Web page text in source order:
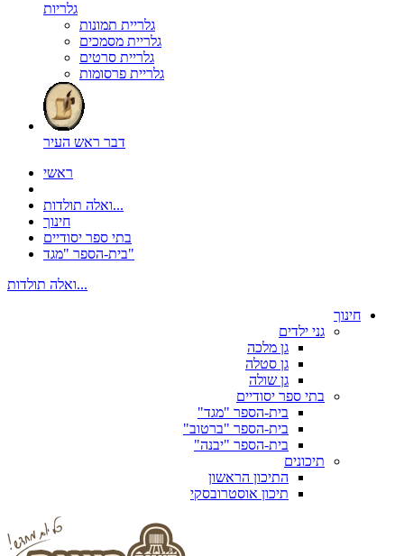
גלריות
גלריית תמונות
גלריית מסמכים
גלריית סרטים
גלריית פרסומות
דבר ראש העיר
ראשי
ואלה תולדות...
חינוך
בתי ספר יסודיים
בית-הספר "מגד"
ואלה תולדות...
חינוך
גני ילדים
גן מלכה
גן סטלה
גן שולה
בתי ספר יסודיים
בית-הספר "מגד"
בית-הספר "ברטוב"
בית-הספר "יבנה"
תיכונים
התיכון הראשון
תיכון אוסטרובסקי